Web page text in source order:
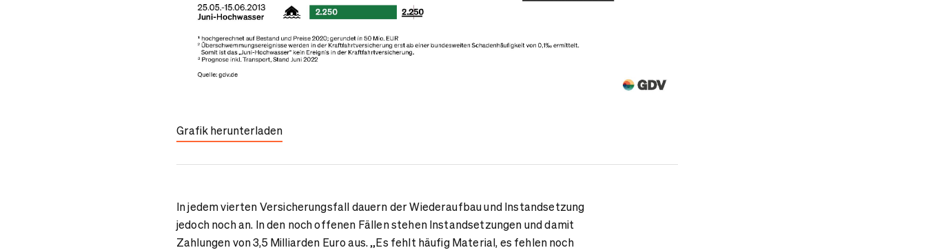
Grafik herunterladen
In jedem vierten Versicherungsfall dauern der Wiederaufbau und Instandsetzung
jedoch noch an. In den noch offenen Fällen stehen Instandsetzungen und damit
Zahlungen von 3,5 Milliarden Euro aus. „Es fehlt häufig Material, es fehlen noch